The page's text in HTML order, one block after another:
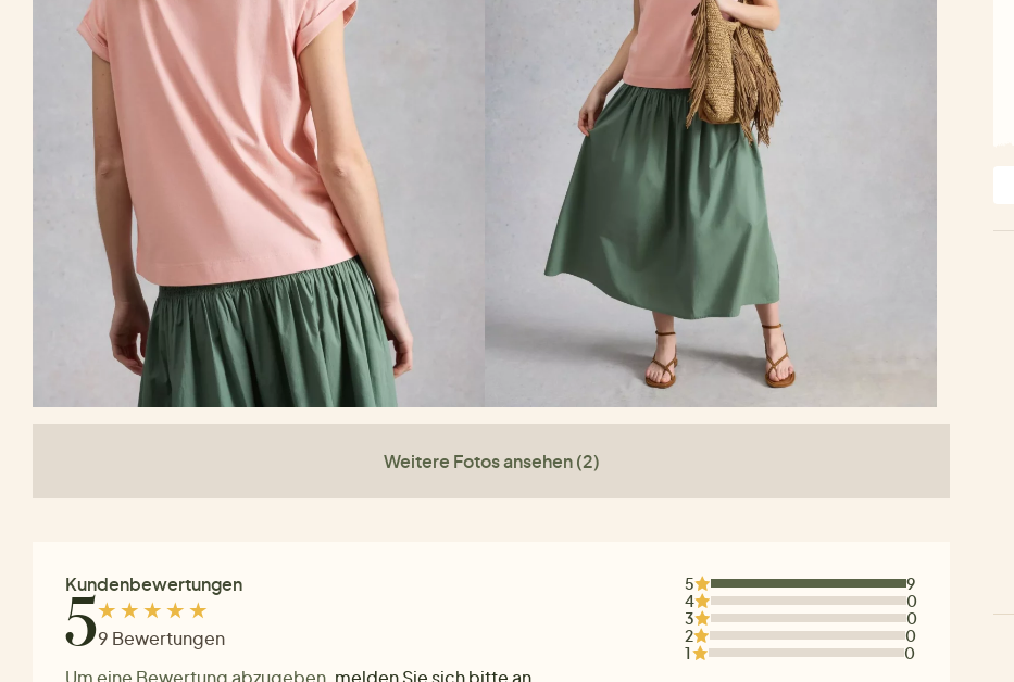
Weitere Fotos ansehen (2)
Kundenbewertungen
59 Bewertungen
Um eine Bewertung abzugeben, melden Sie sich bitte an.
5
9
4
0
3
0
2
0
1
0